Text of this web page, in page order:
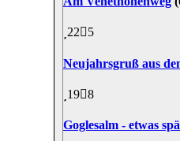
22 5
Neujahrsgruß aus
19 8
Goglesalm - etwas